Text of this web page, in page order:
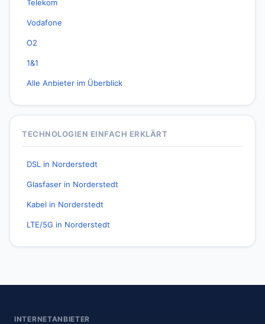
Telekom
Vodafone
O2
1&1
Alle Anbieter im Überblick
TECHNOLOGIEN EINFACH ERKLÄRT
DSL in Norderstedt
Glasfaser in Norderstedt
Kabel in Norderstedt
LTE/5G in Norderstedt
INTERNETANBIETER